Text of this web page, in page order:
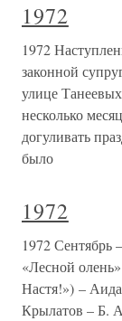
1972
1972
законной
улице
несколько
догуливать
было
1972
1972
«Лесной
Настя!») –
Крылатов – Б.